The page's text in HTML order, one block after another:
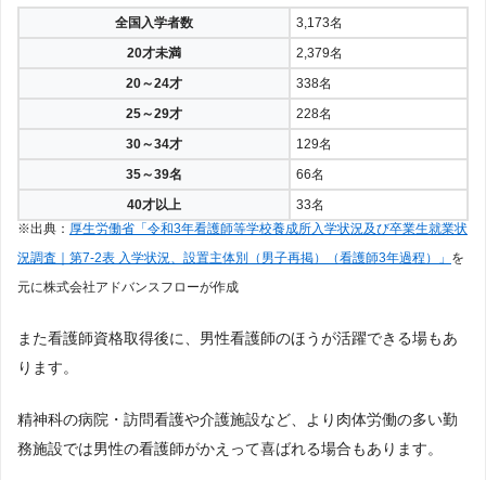
全国入学者数
3,173名
20才未満
2,379名
20～24才
338名
25～29才
228名
30～34才
129名
35～39名
66名
40才以上
33名
※出典： 厚生労働省「令和3年看護師等学校養成所入学状況及び卒業生就業状
況調査｜第7-2表 入学状況、設置主体別（男子再掲）（看護師3年過程）」 を
元に株式会社アドバンスフローが作成
また看護師資格取得後に、男性看護師のほうが活躍できる場もあ
ります。
精神科の病院・訪問看護や介護施設など、より肉体労働の多い勤
務施設では男性の看護師がかえって喜ばれる場合もあります。